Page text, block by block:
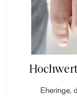
Eheringe,